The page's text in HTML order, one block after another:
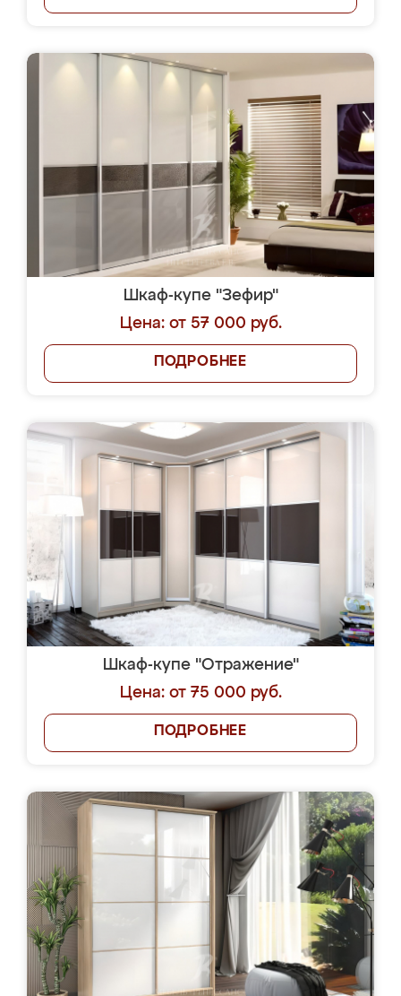
Шкаф-купе "Зефир"
Цена: от 57 000 руб.
ПОДРОБНЕЕ
Шкаф-купе "Отражение"
Цена: от 75 000 руб.
ПОДРОБНЕЕ